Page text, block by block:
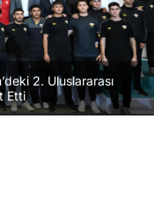
2. Uluslararası
Etti